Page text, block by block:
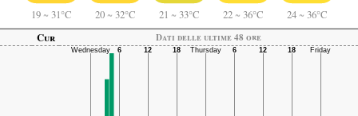
19 ~ 31°C 20 ~ 32°C 21 ~ 33°C 22 ~ 36°C 24 ~ 36°C
Cur
Dati delle ultime 48 ore